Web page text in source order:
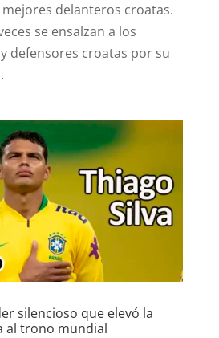
delanteros croatas.
se ensalzan a los
defensores croatas por su
silencioso que elevó la
al trono mundial